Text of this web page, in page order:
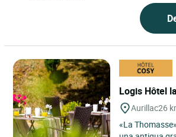
Logis Hôtel
Aurillac26
«La